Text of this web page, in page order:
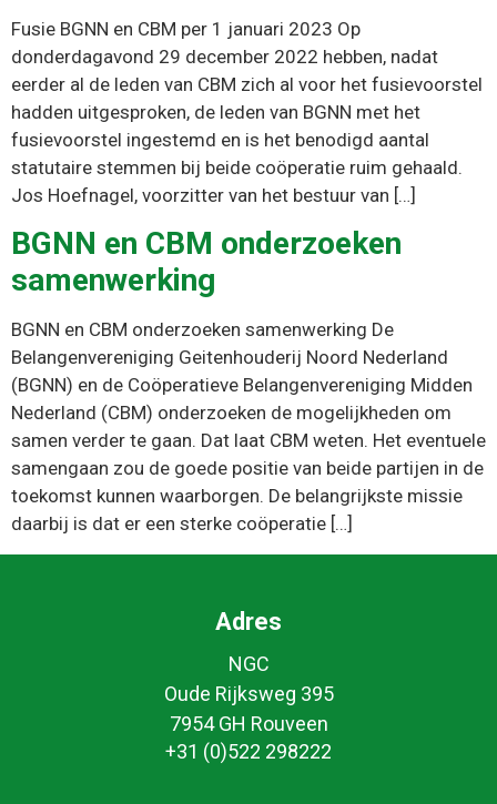
Fusie BGNN en CBM per 1 januari 2023 Op
donderdagavond 29 december 2022 hebben, nadat
eerder al de leden van CBM zich al voor het fusievoorstel
hadden uitgesproken, de leden van BGNN met het
fusievoorstel ingestemd en is het benodigd aantal
statutaire stemmen bij beide coöperatie ruim gehaald.
Jos Hoefnagel, voorzitter van het bestuur van […]
BGNN en CBM onderzoeken
samenwerking
BGNN en CBM onderzoeken samenwerking De
Belangenvereniging Geitenhouderij Noord Nederland
(BGNN) en de Coöperatieve Belangenvereniging Midden
Nederland (CBM) onderzoeken de mogelijkheden om
samen verder te gaan. Dat laat CBM weten. Het eventuele
samengaan zou de goede positie van beide partijen in de
toekomst kunnen waarborgen. De belangrijkste missie
daarbij is dat er een sterke coöperatie […]
Adres
NGC
Oude Rijksweg 395
7954 GH Rouveen
+31 (0)522 298222